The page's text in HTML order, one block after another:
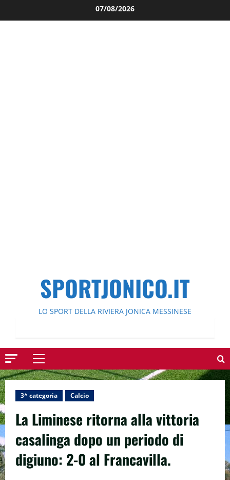
al
07/08/2026
SPORTJONICO.IT
LO SPORT DELLA RIVIERA JONICA MESSINESE
Menu
principale
3^ categoria Calcio
La Liminese ritorna alla vittoria
casalinga dopo un periodo di
digiuno: 2-0 al Francavilla.